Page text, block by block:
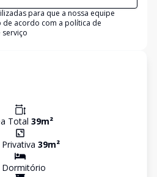
para que a nossa equipe
de acordo com a política de
Total 39m²
39m²
Dormitório